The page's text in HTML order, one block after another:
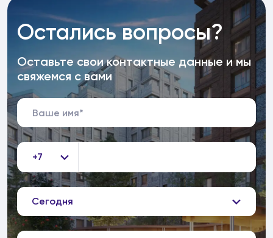
Остались вопросы?
Оставьте свои контактные данные и мы
свяжемся с вами
+7
Сегодня